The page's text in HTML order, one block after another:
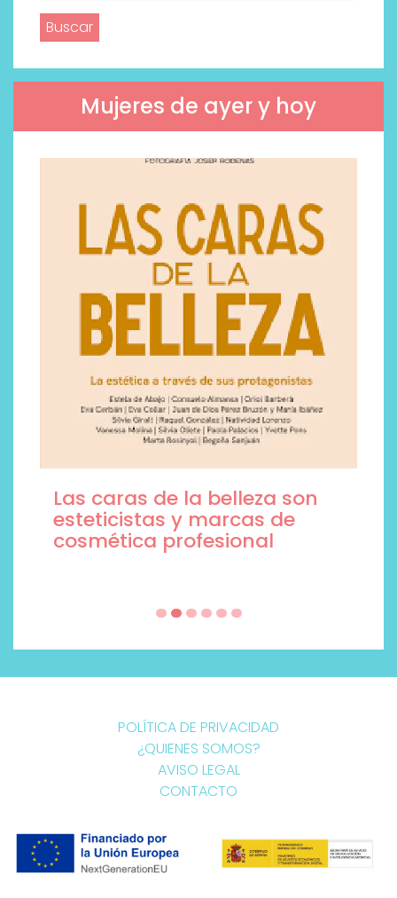
Mujeres de ayer y hoy
Las caras de la belleza son
esteticistas y marcas de
cosmética profesional
POLÍTICA DE PRIVACIDAD
¿QUIENES SOMOS?
AVISO LEGAL
CONTACTO